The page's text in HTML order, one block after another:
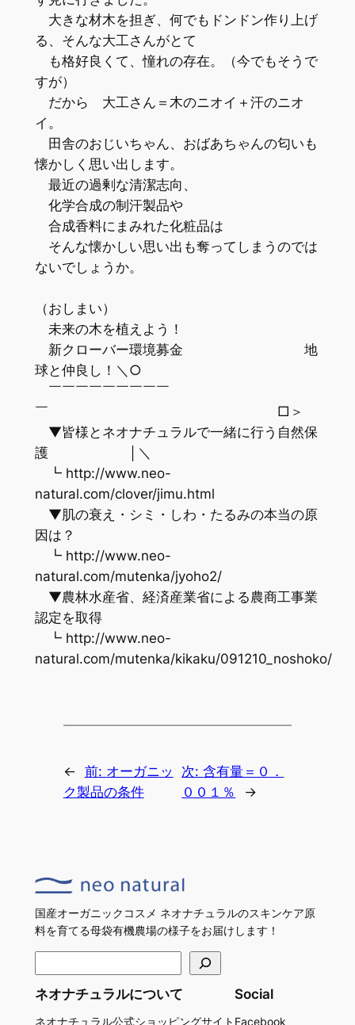
大きな材木を担ぎ、何でもドンドン作り上げ
る、そんな大工さんがとて
も格好良くて、憧れの存在。（今でもそうで
すが）
だから 大工さん＝木のニオイ＋汗のニオ
イ。
田舎のおじいちゃん、おばあちゃんの匂いも
懐かしく思い出します。
最近の過剰な清潔志向、
化学合成の制汗製品や
合成香料にまみれた化粧品は
そんな懐かしい思い出も奪ってしまうのでは
ないでしょうか。
（おしまい）
未来の木を植えよう！
新クローバー環境募金 地
球と仲良し！＼○
￣￣￣￣￣￣￣￣￣
￣ □＞
▼皆様とネオナチュラルで一緒に行う自然保
護 │＼
┗ http://www.neo-
natural.com/clover/jimu.html
▼肌の衰え・シミ・しわ・たるみの本当の原
因は？
┗ http://www.neo-
natural.com/mutenka/jyoho2/
▼農林水産省、経済産業省による農商工事業
認定を取得
┗ http://www.neo-
natural.com/mutenka/kikaku/091210_noshoko/
← 前: オーガニッ
ク製品の条件
次:含有量＝０．
００１％
→
国産オーガニックコスメ ネオナチュラルのスキンケア原
料を育てる母袋有機農場の様子をお届けします！
ネオナチュラルについて
ネオナチュラル公式ショッピングサイト
Social
Facebook